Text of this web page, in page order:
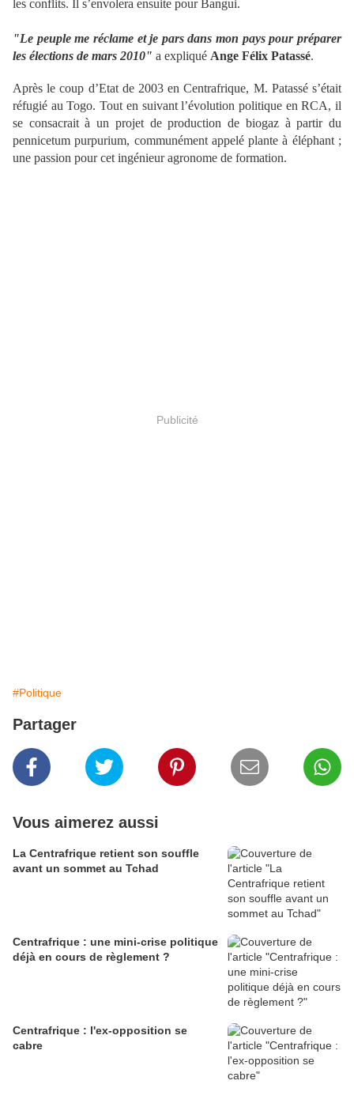
les conflits. Il s’envolera ensuite pour Bangui.
"Le peuple me réclame et je pars dans mon pays pour préparer
les élections de mars 2010" a expliqué Ange Félix Patassé.
Après le coup d’Etat de 2003 en Centrafrique, M. Patassé s’était
réfugié au Togo. Tout en suivant l’évolution politique en RCA, il
se consacrait à un projet de production de biogaz à partir du
pennicetum purpurium, communément appelé plante à éléphant ;
une passion pour cet ingénieur agronome de formation.
Publicité
#Politique
Partager
Vous aimerez aussi
La Centrafrique retient son souffle
avant un sommet au Tchad
Centrafrique : une mini-crise politique
déjà en cours de règlement ?
Centrafrique : l'ex-opposition se
cabre